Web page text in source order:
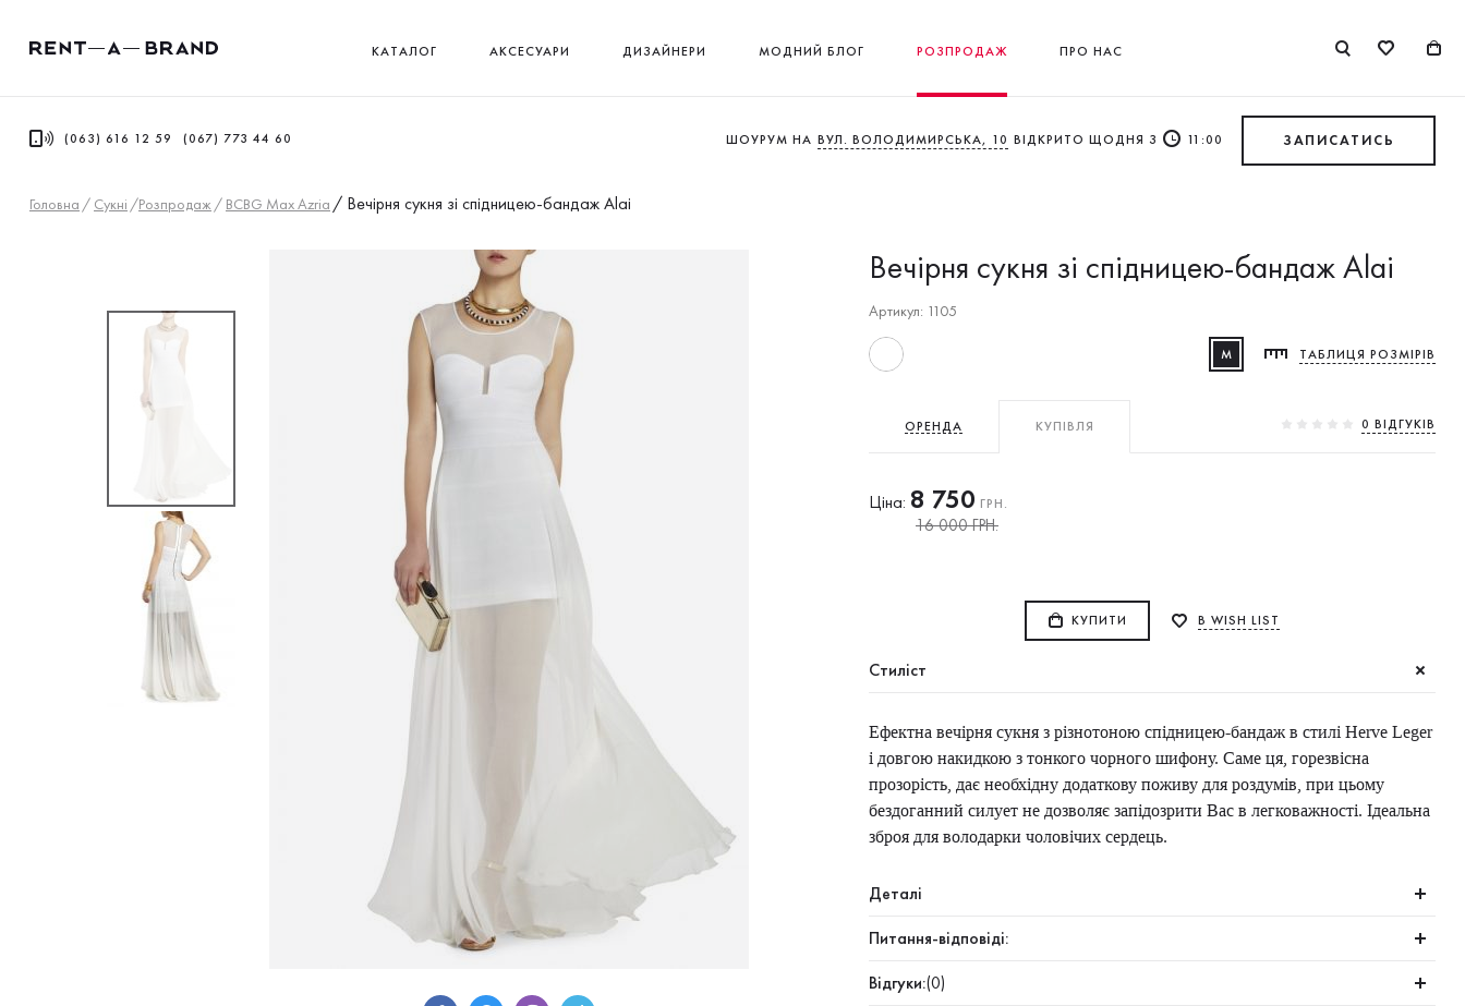
КАТАЛОГ АКСЕСУАРИ ДИЗАЙНЕРИ МОДНИЙ БЛОГ РОЗПРОДАЖ ПРО НАС
(063) 616 12 59 (067) 773 44 60 ШОУРУМ НА ВУЛ. ВОЛОДИМИРСЬКА, 10 ВІДКРИТО ЩОДНЯ З 11:00 ЗАПИСАТИСЬ
Головна / Сукнi /Розпродаж / BCBG Max Azria / Вечірня сукня зі спідницею-бандаж Alai
Вечірня сукня зі спідницею-бандаж Alai
Артикул: 1105
M ТАБЛИЦЯ РОЗМІРІВ
0 ВIДГУКIВ
ОРЕНДА КУПІВЛЯ
Ціна: 8 750 ГРН.
16 000 ГРН.
КУПИТИ В WISH LIST
Стиліст
Ефектна вечірня сукня з різнотоною спідницею-бандаж в стилі Herve Leger
і довгою накидкою з тонкого чорного шифону. Саме ця, горезвісна
прозорість, дає необхідну додаткову поживу для роздумів, при цьому
бездоганний силует не дозволяє запідозрити Вас в легковажності. Ідеальна
зброя для володарки чоловічих сердець.
Деталі
Питання-відповіді:
Відгуки:(0)